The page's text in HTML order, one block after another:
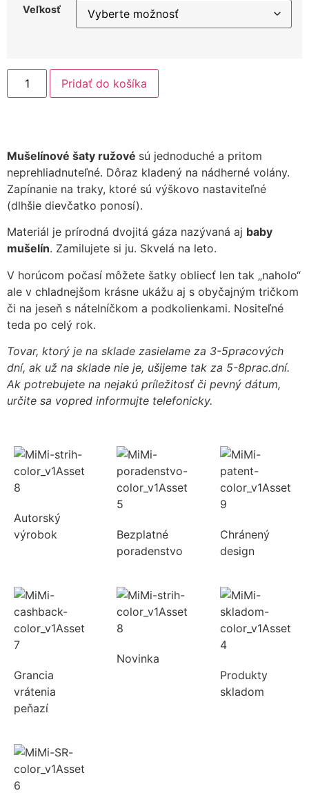
Veľkosť
Pridať do košíka
Mušelínové šaty ružové sú jednoduché a pritom
neprehliadnuteľné. Dôraz kladený na nádherné volány.
Zapínanie na traky, ktoré sú výškovo nastaviteľné
(dlhšie dievčatko ponosí).
Materiál je prírodná dvojitá gáza nazývaná aj baby
mušelín. Zamilujete si ju. Skvelá na leto.
V horúcom počasí môžete šatky obliecť len tak „naholo“
ale v chladnejšom krásne ukážu aj s obyčajným tričkom
či na jeseň s nátelníčkom a podkolienkami. Nositeľné
teda po celý rok.
Tovar, ktorý je na sklade zasielame za 3-5pracových
dní, ak už na sklade nie je, ušijeme tak za 5-8prac.dní.
Ak potrebujete na nejakú príležitosť či pevný dátum,
určite sa vopred informujte telefonicky.
Autorský
výrobok
Bezplatné
poradenstvo
Chránený
design
Grancia
vrátenia
peňazí
Novinka
Produkty
skladom